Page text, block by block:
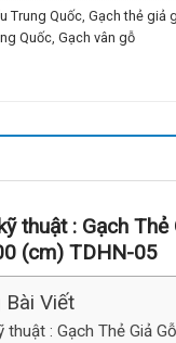
Trung Quốc Gạch thẻ giả
Quốc Gạch vân gỗ
thuật : Gạch Thẻ
(cm) TDHN-05
Bài Viết
thuật : Gạch Thẻ Giả